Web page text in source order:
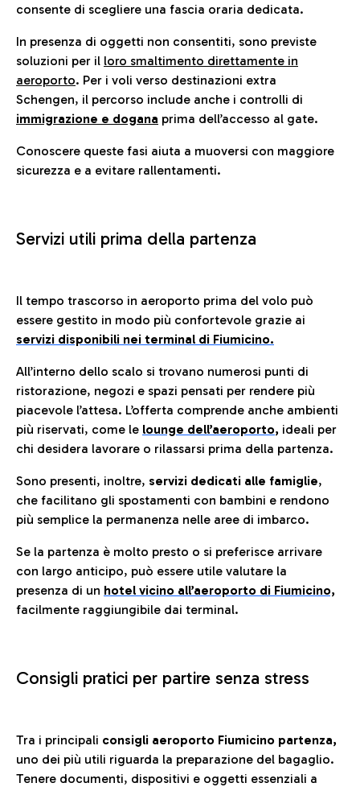
consente di scegliere una fascia oraria dedicata.
In presenza di oggetti non consentiti, sono previste
soluzioni per il loro smaltimento direttamente in
aeroporto. Per i voli verso destinazioni extra
Schengen, il percorso include anche i controlli di
immigrazione e dogana prima dell’accesso al gate.
Conoscere queste fasi aiuta a muoversi con maggiore
sicurezza e a evitare rallentamenti.
Servizi utili prima della partenza
Il tempo trascorso in aeroporto prima del volo può
essere gestito in modo più confortevole grazie ai
servizi disponibili nei terminal di Fiumicino.
All’interno dello scalo si trovano numerosi punti di
ristorazione, negozi e spazi pensati per rendere più
piacevole l’attesa. L’offerta comprende anche ambienti
più riservati, come le lounge dell’aeroporto, ideali per
chi desidera lavorare o rilassarsi prima della partenza.
Sono presenti, inoltre, servizi dedicati alle famiglie,
che facilitano gli spostamenti con bambini e rendono
più semplice la permanenza nelle aree di imbarco.
Se la partenza è molto presto o si preferisce arrivare
con largo anticipo, può essere utile valutare la
presenza di un hotel vicino all’aeroporto di Fiumicino,
facilmente raggiungibile dai terminal.
Consigli pratici per partire senza stress
Tra i principali consigli aeroporto Fiumicino partenza,
uno dei più utili riguarda la preparazione del bagaglio.
Tenere documenti, dispositivi e oggetti essenziali a